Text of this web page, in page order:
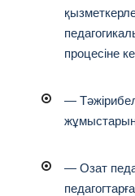
процесіне
—
— Озат